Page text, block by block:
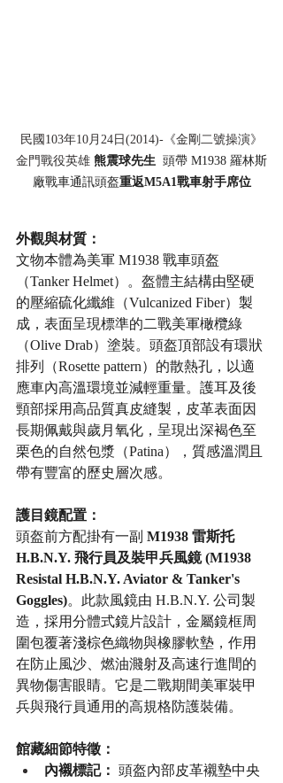
民國103年10月24日(2014)-《金剛二號操演》
金門戰役英雄 熊震球先生 頭帶 M1938 羅林斯
廠戰車通訊頭盔重返M5A1戰車射手席位
外觀與材質：
文物本體為美軍 M1938 戰車頭盔
（Tanker Helmet）。盔體主結構由堅硬
的壓縮硫化纖維（Vulcanized Fiber）製
成，表面呈現標準的二戰美軍橄欖綠
（Olive Drab）塗裝。頭盔頂部設有環狀
排列（Rosette pattern）的散熱孔，以適
應車內高溫環境並減輕重量。護耳及後
頸部採用高品質真皮縫製，皮革表面因
長期佩戴與歲月氧化，呈現出深褐色至
栗色的自然包漿（Patina），質感溫潤且
帶有豐富的歷史層次感。
護目鏡配置：
頭盔前方配掛有一副 M1938 雷斯托
H.B.N.Y. 飛行員及裝甲兵風鏡 (M1938
Resistal H.B.N.Y. Aviator & Tanker's
Goggles)。此款風鏡由 H.B.N.Y. 公司製
造，採用分體式鏡片設計，金屬鏡框周
圍包覆著淺棕色織物與橡膠軟墊，作用
在防止風沙、燃油濺射及高速行進間的
異物傷害眼睛。它是二戰期間美軍裝甲
兵與飛行員通用的高規格防護裝備。
館藏細節特徵：
內襯標記： 頭盔內部皮革襯墊中央